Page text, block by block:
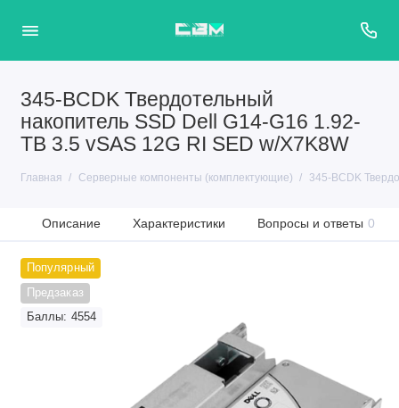
345-BCDK Твердотельный
накопитель SSD Dell G14-G16 1.92-
TB 3.5 vSAS 12G RI SED w/X7K8W
Главная Серверные компоненты (комплектующие) 345-BCDK
Описание Характеристики Вопросы и ответы 0
Популярный
Предзаказ
Баллы: 4554